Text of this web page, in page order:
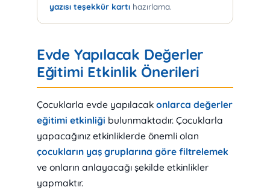
yazısı teşekkür kartıhazırlama.
Evde Yapılacak Değerler
Eğitimi Etkinlik Önerileri
Çocuklarla evde yapılacak onlarca değerler
eğitimi etkinliği bulunmaktadır. Çocuklarla
yapacağınız etkinliklerde önemli olan
çocukların yaş gruplarına göre filtrelemek
ve onların anlayacağı şekilde etkinlikler
yapmaktır.